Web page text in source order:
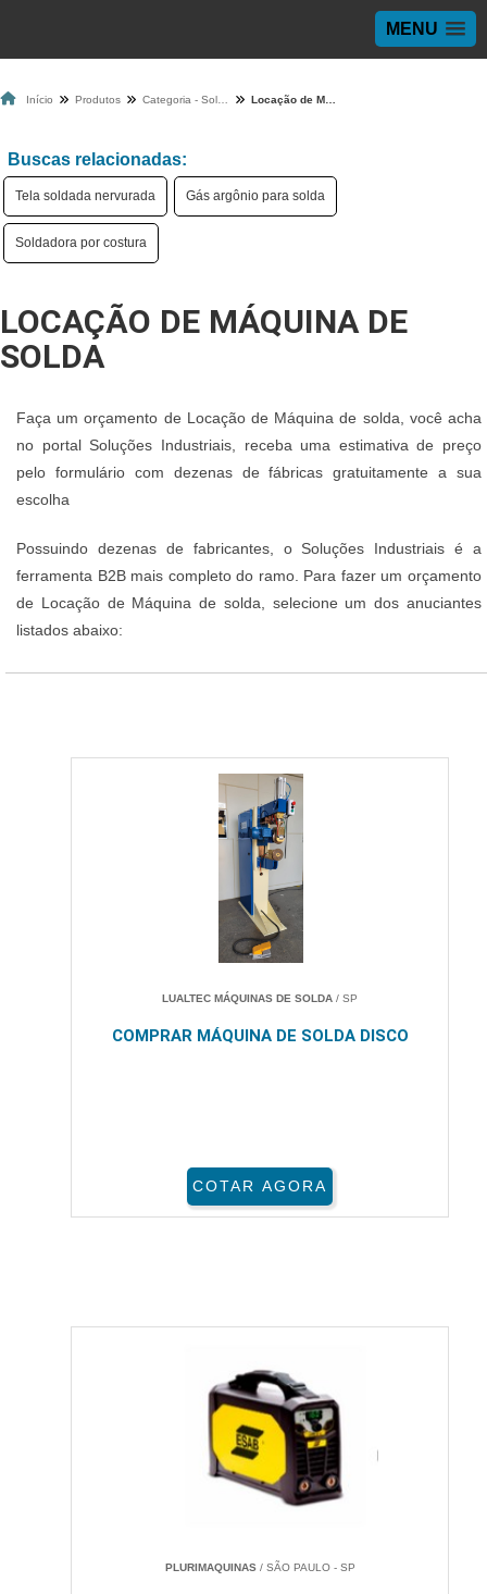
MENU
Início Produtos
Buscas relacionadas:
Tela soldada nervurada Gás argônio para solda
Soldadora por costura
LOCAÇÃO DE MÁQUINA DE
SOLDA
Faça um orçamento de Locação de Máquina de solda, você acha
no portal Soluções Industriais, receba uma estimativa de preço
pelo formulário com dezenas de fábricas gratuitamente a sua
escolha
Possuindo dezenas de fabricantes, o Soluções Industriais é a
ferramenta B2B mais completo do ramo. Para fazer um orçamento
de Locação de Máquina de solda, selecione um dos anuciantes
listados abaixo:
LUALTEC MÁQUINAS DE SOLDA / SP
COMPRAR MÁQUINA DE SOLDA DISCO
COTAR AGORA
PLURIMAQUINAS/ SÃO PAULO - SP